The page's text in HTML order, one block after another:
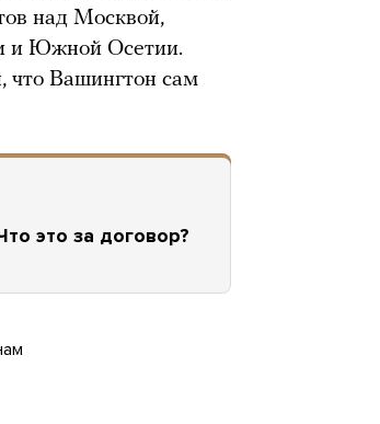
над Москвой,
и Южной Осетии.
что Вашингтон сам
это за договор?